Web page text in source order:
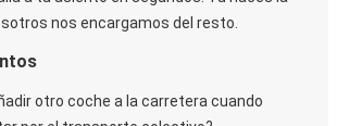
nos encargamos del resto.
otro coche a la carretera cuando